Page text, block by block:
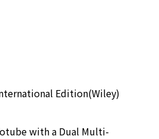
Edition(Wiley)
with a Dual Multi-